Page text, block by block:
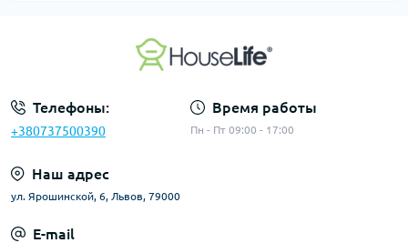
Телефоны:
+380737500390
Время работы
Пн - Пт 09:00 - 17:00
Наш адрес
ул. Ярошинской, 6, Львов, 79000
E-mail